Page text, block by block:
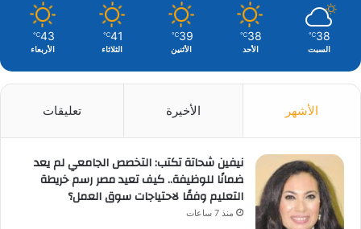
38
℃
السبت
38
℃
الأحد
39
℃
الأثنين
41
℃
الثلاثاء
43
℃
الأربعاء
الأشهر الأخيرة تعليقات
نيفين شحاتة تكتب: التخصص الجامعي لم يعد
ضمانًا للوظيفة.. كيف تعيد مصر رسم خريطة
التعليم وفقًا لاحتياجات سوق العمل؟
منذ 7 ساعات